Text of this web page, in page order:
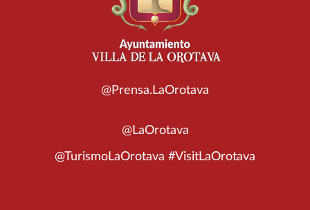
@Prensa.LaOrotava
@LaOrotava
@TurismoLaOrotava #VisitLaOrotava